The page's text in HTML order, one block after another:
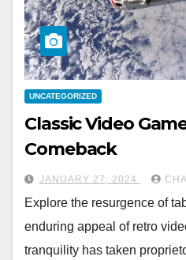
UNCATEGORIZED
Classic Video
Comeback
JANUARY 27, 2024
Explore the resurgence of
enduring appeal of retro
tranquility has taken